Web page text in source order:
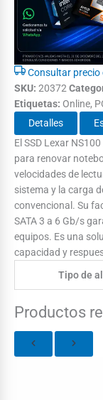
Consultar precio
SKU: 20372
Etiquetas: Online,
Detalles
El SSD Lexar
para renovar
velocidades de
sistema y la carga
convencional. Su
SATA 3 a 6 Gb/s
equipos. Es una
capacidad y
Tipo de
Productos